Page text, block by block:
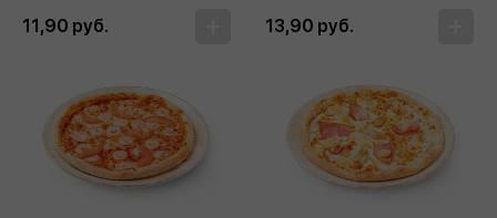
11,90 руб. 13,90 руб.